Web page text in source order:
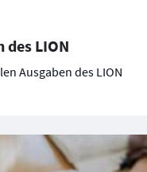
des LION
Ausgaben des LION